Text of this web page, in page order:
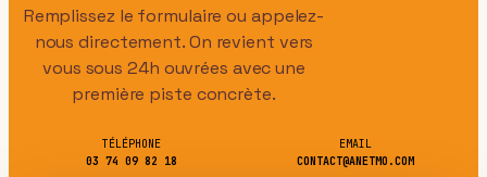
Remplissez le formulaire ou appelez-
nous directement. On revient vers
vous sous 24h ouvrées avec une
première piste concrète.
TÉLÉPHONE
03 74 09 82 18
EMAIL
CONTACT@ANETMO.COM